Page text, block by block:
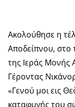
Ακολούθησε η
Αποδείπνου, στο
της Ιεράς Μονής
Γέροντας
«Γενού μοι εις
καταφυγής του